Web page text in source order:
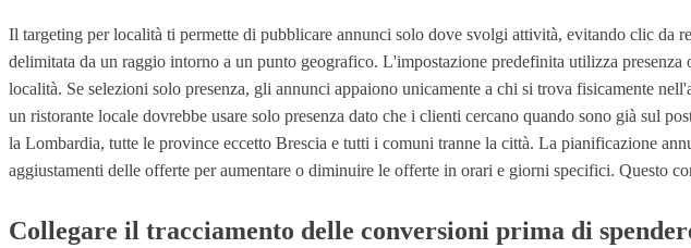
Il targeting per località ti permette di pubblicare annunci solo dove svolgi attività, evitando clic da
delimitata da un raggio intorno a un punto geografico. L'impostazione predefinita utilizza
località. Se selezioni solo presenza, gli annunci appaiono unicamente a chi si trova fisicamente
un ristorante locale dovrebbe usare solo presenza dato che i clienti cercano quando sono già sul
la Lombardia, tutte le province eccetto Brescia e tutti i comuni tranne la città. La pianificazione
aggiustamenti delle offerte per aumentare o diminuire le offerte in orari e giorni specifici. Questo
Collegare il tracciamento delle conversioni prima di